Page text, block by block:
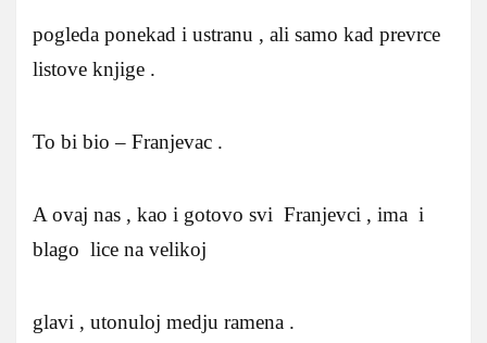
pogleda ponekad i ustranu , ali samo kad prevrce
listove knjige .
To bi bio – Franjevac .
A ovaj nas , kao i gotovo svi Franjevci , ima i
blago lice na velikoj
glavi , utonuloj medju ramena .